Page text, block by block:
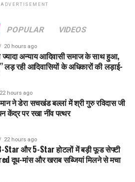
ADVERTISEMENT
POPULAR VIDEOS
20 hours ago
अन्याय आदिवासी समाज के साथ हुआ,
लड़ रही आदिवासियों के अधिकारों की लड़ाई-
22 hours ago
ने डेरा सचखंड बल्लां में श्री गुरु रविदास जी
केंद्र पर रखा नींव पत्थर
22 hours ago
और 5-Star होटलों में बड़ी फूड सेफ्टी
दूध-मांस और खराब सब्जियां मिलने से मचा